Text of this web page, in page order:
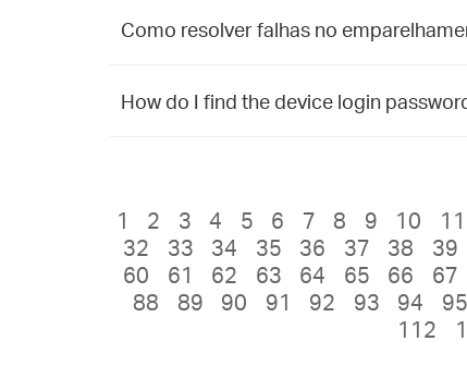
Como resolver falhas no
How do I find the device login
1 2 3 4 5 6 7 8 9 10 11
32
33 34 35 36 37 38 39
60
61 62 63 64 65 66 67
88
89 90 91 92 93 94 95
112